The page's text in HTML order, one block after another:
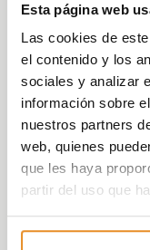
Esta página web
Las cookies de
el contenido y los
sociales y analizar
información sobre
nuestros partners
web, quienes
que les haya
partir del uso que
por importe
presentadas
septiembre
incremento
solicitudes
Entre ellas,
del mercado
innovación y,
mercado